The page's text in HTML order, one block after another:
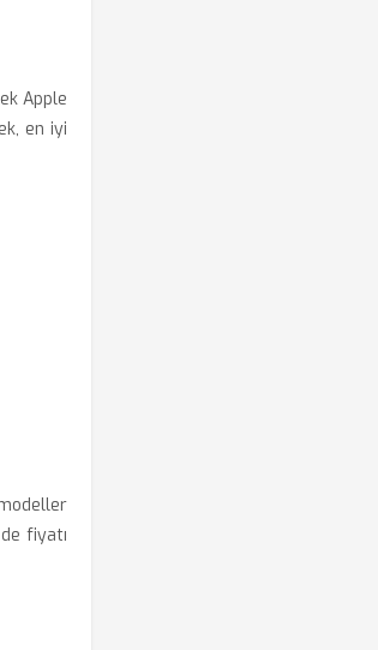
Apple
en iyi
fiyatı